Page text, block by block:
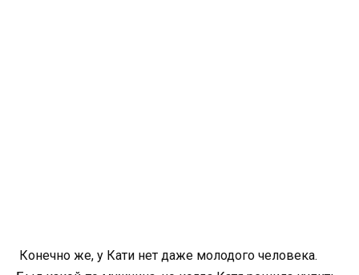
Конечно же, у Кати нет даже молодого человека.